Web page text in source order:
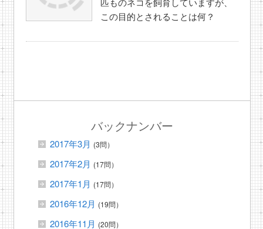
この目的とされることは何？
バックナンバー
2017年3月 (3問）
2017年2月 (17問）
2017年1月 (17問）
2016年12月 (19問）
2016年11月 (20問）